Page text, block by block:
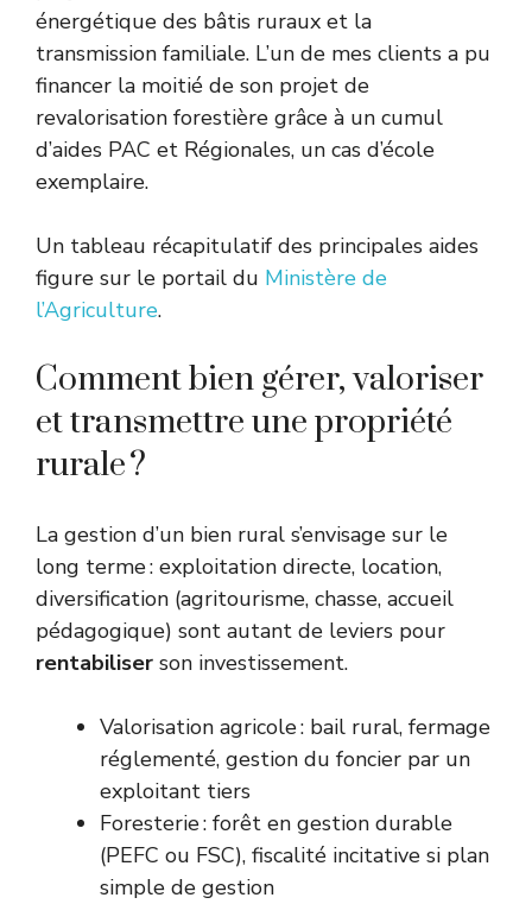
énergétique des bâtis ruraux et la
transmission familiale. L’un de mes clients a pu
financer la moitié de son projet de
revalorisation forestière grâce à un cumul
d’aides PAC et Régionales, un cas d’école
exemplaire.
Un tableau récapitulatif des principales aides
figure sur le portail du Ministère de
l’Agriculture.
Comment bien gérer, valoriser
et transmettre une propriété
rurale ?
La gestion d’un bien rural s’envisage sur le
long terme : exploitation directe, location,
diversification (agritourisme, chasse, accueil
pédagogique) sont autant de leviers pour
rentabiliser son investissement.
Valorisation agricole : bail rural, fermage
réglementé, gestion du foncier par un
exploitant tiers
Foresterie : forêt en gestion durable
(PEFC ou FSC), fiscalité incitative si plan
simple de gestion